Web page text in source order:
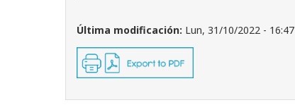
Última modificación: Lun, 31/10/2022 - 16:47